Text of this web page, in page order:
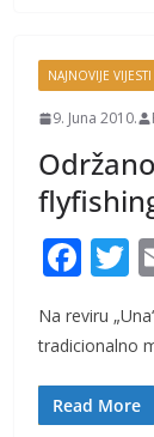
k
NAJNOVIJE VIJESTI
9. Juna 2010.
F
e
b
o
T
er
Na reviru
tradicionalno
Read More